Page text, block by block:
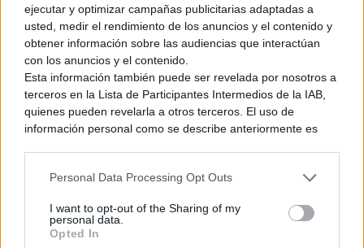
ejecutar y optimizar campañas publicitarias adaptadas a
usted, medir el rendimiento de los anuncios y el contenido y
obtener información sobre las audiencias que interactúan
con los anuncios y el contenido.
Esta información también puede ser revelada por nosotros a
terceros en la Lista de Participantes Intermedios de la IAB,
quienes pueden revelarla a otros terceros. El uso de
información personal como se describe anteriormente es
generamos contenido relevante para nuestra audiencia.
recopilación y uso de datos en nuestra Política de
Privacidad.
Personal Data Processing Opt Outs
I want to opt-out of the Sharing of my
personal data.
Opted In
presente en todas y cada una de las plataformas donde
Nintendo ha lanzado uno de sus juegos más icónicos. El
hecho de que haya trabajado exclusivamente para Nintendo,
ha generado mucho debate entre sus críticos, llegando a